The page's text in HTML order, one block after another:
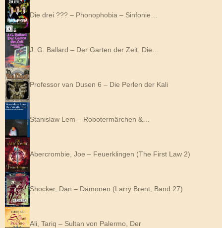
Die drei ??? – Phonophobia – Sinfonie…
J. G. Ballard – Der Garten der Zeit. Die…
Professor van Dusen 6 – Die Perlen der Kali
Stanislaw Lem – Robotermärchen &…
Abercrombie, Joe – Feuerklingen (The First Law 2)
Shocker, Dan – Dämonen (Larry Brent, Band 27)
Ali, Tariq – Sultan von Palermo, Der